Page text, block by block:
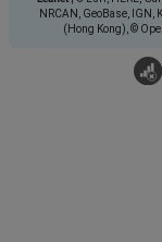
NRCAN, GeoBase, IGN,
(Hong Kong), ©